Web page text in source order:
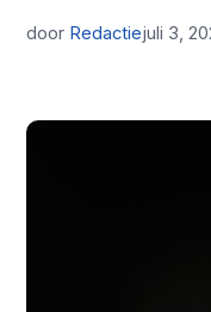
door Redactiejuli 3,